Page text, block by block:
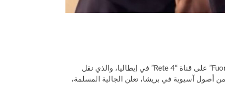
على خلفية الجدل الواسع الذي أثاره تقرير تلفزيوني “Fuori dal Coro” على قناة “Rete 4” في إيطاليا، والذي نقل
أصول آسيوية في بريشا، تعلن الجالية المسلمة،